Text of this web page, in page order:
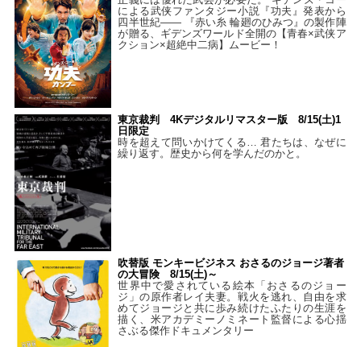
による武侠ファンタジー小説『功夫』発表から
四半世紀―― 『赤い糸 輪廻のひみつ』の製作陣
が贈る、ギデンズワールド全開の【青春×武侠ア
クション×超絶中二病】ムービー！
東京裁判 4Kデジタルリマスター版 8/15(土)1
日限定
時を超えて問いかけてくる… 君たちは、なぜに
繰り返す。歴史から何を学んだのかと。
吹替版 モンキービジネス おさるのジョージ著者
の大冒険 8/15(土)～
世界中で愛されている絵本「おさるのジョー
ジ」の原作者レイ夫妻。戦火を逃れ、自由を求
めてジョージと共に歩み続けたふたりの生涯を
描く、米アカデミーノミネート監督による心揺
さぶる傑作ドキュメンタリー